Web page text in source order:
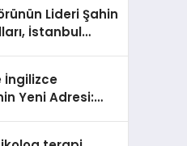
Lideri Şahin
İstanbul
İngilizce
Yeni Adresi: